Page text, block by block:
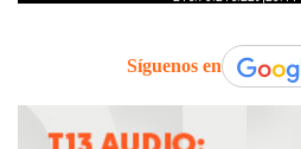
Síguenos en